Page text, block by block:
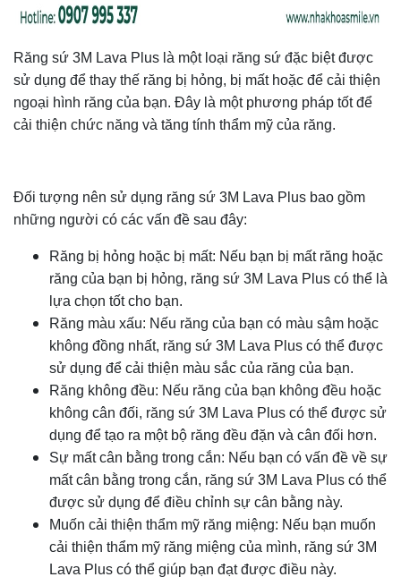
Răng sứ 3M Lava Plus là một loại răng sứ đặc biệt được
sử dụng để thay thế răng bị hỏng, bị mất hoặc để cải thiện
ngoại hình răng của bạn. Đây là một phương pháp tốt để
cải thiện chức năng và tăng tính thẩm mỹ của răng.
Đối tượng nên sử dụng răng sứ 3M Lava Plus bao gồm
những người có các vấn đề sau đây:
Răng bị hỏng hoặc bị mất: Nếu bạn bị mất răng hoặc
răng của bạn bị hỏng, răng sứ 3M Lava Plus có thể là
lựa chọn tốt cho bạn.
Răng màu xấu: Nếu răng của bạn có màu sậm hoặc
không đồng nhất, răng sứ 3M Lava Plus có thể được
sử dụng để cải thiện màu sắc của răng của bạn.
Răng không đều: Nếu răng của bạn không đều hoặc
không cân đối, răng sứ 3M Lava Plus có thể được sử
dụng để tạo ra một bộ răng đều đặn và cân đối hơn.
Sự mất cân bằng trong cắn: Nếu bạn có vấn đề về sự
mất cân bằng trong cắn, răng sứ 3M Lava Plus có thể
được sử dụng để điều chỉnh sự cân bằng này.
Muốn cải thiện thẩm mỹ răng miệng: Nếu bạn muốn
cải thiện thẩm mỹ răng miệng của mình, răng sứ 3M
Lava Plus có thể giúp bạn đạt được điều này.